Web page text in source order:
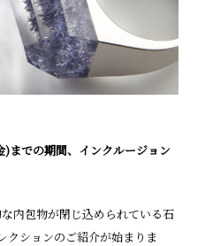
までの期間、インクルージョン
内包物が閉じ込められている石
クションのご紹介が始まりま